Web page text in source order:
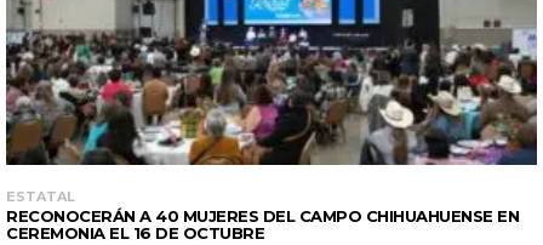
ESTATAL
RECONOCERÁN A 40 MUJERES DEL CAMPO CHIHUAHUENSE EN
CEREMONIA EL 16 DE OCTUBRE